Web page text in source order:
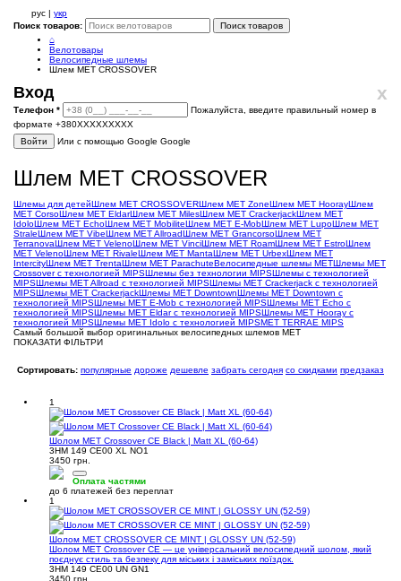
рус | укр
Поиск товаров:
Поиск товаров
⌂
Велотовары
Велосипедные шлемы
Шлем MET CROSSOVER
x
Вход
Телефон *
Пожалуйста, введите правильный номер в
формате +380XXXXXXXXX
Войти
Или с помощью Google Google
Шлем MET CROSSOVER
Шлемы для детейШлем MET CROSSOVERШлем MET ZoneШлем MET HoorayШлем
MET CorsoШлем MET EldarШлем MET MilesШлем MET CrackerjackШлем MET
IdoloШлем MET EchoШлем MET MobiliteШлем MET E-MobШлем MET LupoШлем MET
StraleШлем MET VibeШлем MET AllroadШлем MET GrancorsoШлем MET
TerranovaШлем MET VelenoШлем MET VinciШлем MET RoamШлем MET EstroШлем
MET VelenoШлем MET RivaleШлем MET MantaШлем MET UrbexШлем MET
IntercityШлем MET TrentaШлем MET ParachuteВелосипедные шлемы METШлемы MET
Crossover с технологией MIPSШлемы без технологии MIPSШлемы с технологией
MIPSШлемы MET Allroad с технологией MIPSШлемы MET Crackerjack с технологией
MIPSШлемы MET CrackerjackШлемы MET DowntownШлемы MET Downtown с
технологией MIPSШлемы MET E-Mob с технологией MIPSШлемы MET Echo с
технологией MIPSШлемы MET Eldar с технологией MIPSШлемы MET Hooray с
технологией MIPSШлемы MET Idolo с технологией MIPSMET TERRAE MIPS
Самый большой выбор оригинальных велосипедных шлемов MET
ПОКАЗАТИ ФІЛЬТРИ
Сортировать: популярные дороже дешевле забрать сегодня со скидками предзаказ
1
Шолом MET Crossover CE Black | Matt XL (60-64)
3HM 149 CE00 XL NO1
3450 грн.
Оплата частями
до 6 платежей без переплат
1
Шолом MET CROSSOVER CE MINT | GLOSSY UN (52-59)
Шолом MET Crossover CE — це універсальний велосипедний шолом, який
поєднує стиль та безпеку для міських і заміських поїздок.
3HM 149 CE00 UN GN1
3450 грн.